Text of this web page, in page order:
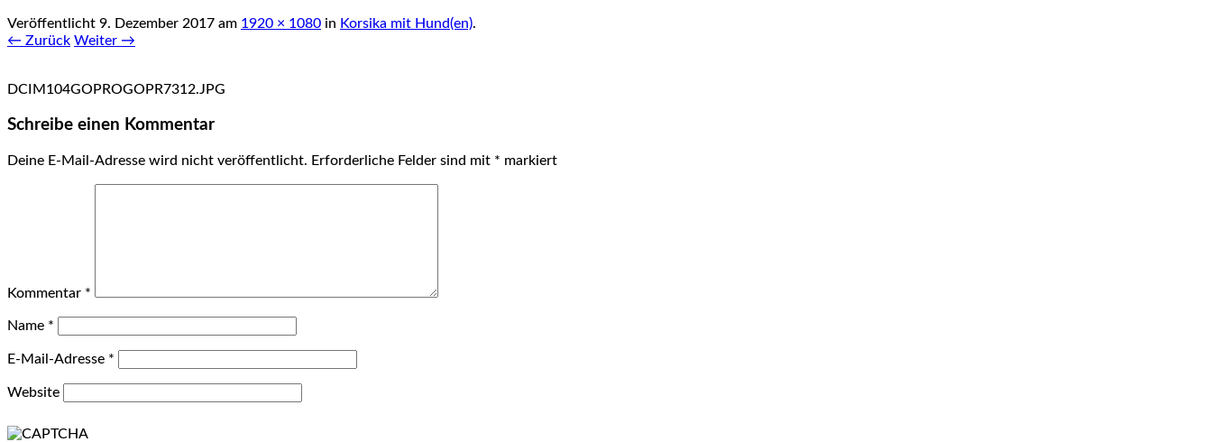
Veröffentlicht 9. Dezember 2017 am 1920 × 1080 in Korsika mit Hund(en).
← Zurück Weiter →
DCIM104GOPROGOPR7312.JPG
Schreibe einen Kommentar
Deine E-Mail-Adresse wird nicht veröffentlicht. Erforderliche Felder sind mit * markiert
Kommentar *
Name *
E-Mail-Adresse *
Website